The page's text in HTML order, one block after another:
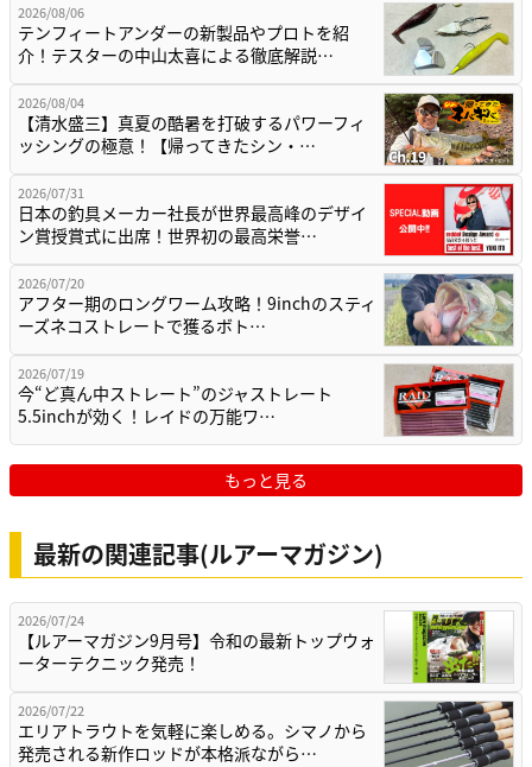
2026/08/06
テンフィートアンダーの新製品やプロトを紹
介！テスターの中山太喜による徹底解説…
2026/08/04
【清水盛三】真夏の酷暑を打破するパワーフィ
ッシングの極意！【帰ってきたシン・…
2026/07/31
日本の釣具メーカー社長が世界最高峰のデザイ
ン賞授賞式に出席！世界初の最高栄誉…
2026/07/20
アフター期のロングワーム攻略！9inchのスティ
ーズネコストレートで獲るボト…
2026/07/19
今“ど真ん中ストレート”のジャストレート
5.5inchが効く！レイドの万能ワ…
もっと見る
最新の関連記事(ルアーマガジン)
2026/07/24
【ルアーマガジン9月号】令和の最新トップウォ
ーターテクニック発売！
2026/07/22
エリアトラウトを気軽に楽しめる。シマノから
発売される新作ロッドが本格派ながら…